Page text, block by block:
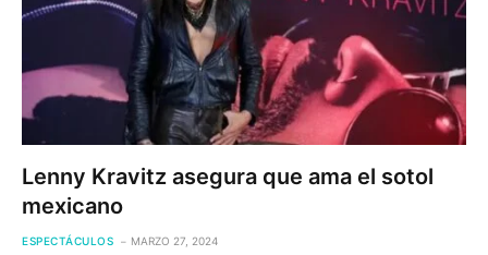
Lenny Kravitz asegura que ama el sotol
mexicano
ESPECTÁCULOS MARZO 27, 2024